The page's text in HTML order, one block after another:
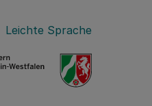
Leichte Sprache